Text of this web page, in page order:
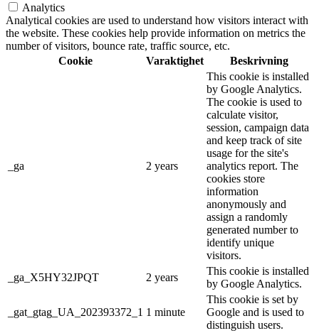
Analytics
Analytical cookies are used to understand how visitors interact with
the website. These cookies help provide information on metrics the
number of visitors, bounce rate, traffic source, etc.
Cookie
Varaktighet Beskrivning
_ga 2 years
This cookie is installed
by Google Analytics.
The cookie is used to
calculate visitor,
session, campaign data
and keep track of site
usage for the site's
analytics report. The
cookies store
information
anonymously and
assign a randomly
generated number to
identify unique
visitors.
_ga_X5HY32JPQT
2 years
This cookie is installed
by Google Analytics.
_gat_gtag_UA_202393372_1 1 minute
This cookie is set by
Google and is used to
distinguish users.